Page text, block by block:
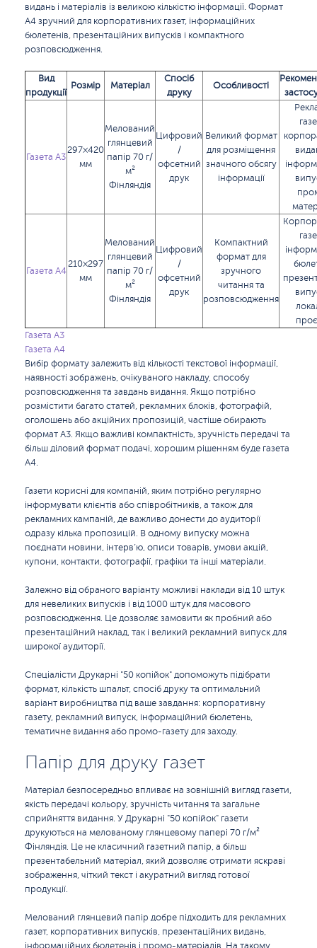
видань і матеріалів із великою кількістю інформації. Формат
А4 зручний для корпоративних газет, інформаційних
бюлетенів, презентаційних випусків і компактного
розповсюдження.
Вид
продукції
Розмір Матеріал
Спосіб
друку
Особливості
Газета А3
297×420
мм
Мелований
глянцевий
папір 70 г/
м²
Фінляндія
Цифровий
/
офсетний
друк
Великий формат
для розміщення
значного обсягу
інформації
Газета А4
210×297
мм
Мелований
глянцевий
папір 70 г/
м²
Фінляндія
Цифровий
/
офсетний
друк
Компактний
формат для
зручного
читання та
розповсюдження
Газета А3
Газета А4
Вибір формату залежить від кількості текстової інформації,
наявності зображень, очікуваного накладу, способу
розповсюдження та завдань видання. Якщо потрібно
розмістити багато статей, рекламних блоків, фотографій,
оголошень або акційних пропозицій, частіше обирають
формат А3. Якщо важливі компактність, зручність передачі та
більш діловий формат подачі, хорошим рішенням буде газета
А4.
Газети корисні для компаній, яким потрібно регулярно
інформувати клієнтів або співробітників, а також для
рекламних кампаній, де важливо донести до аудиторії
одразу кілька пропозицій. В одному випуску можна
поєднати новини, інтерв’ю, описи товарів, умови акцій,
купони, контакти, фотографії, графіки та інші матеріали.
Залежно від обраного варіанту можливі наклади від 10 штук
для невеликих випусків і від 1000 штук для масового
розповсюдження. Це дозволяє замовити як пробний або
презентаційний наклад, так і великий рекламний випуск для
широкої аудиторії.
Спеціалісти Друкарні "50 копійок" допоможуть підібрати
формат, кількість шпальт, спосіб друку та оптимальний
варіант виробництва під ваше завдання: корпоративну
газету, рекламний випуск, інформаційний бюлетень,
тематичне видання або промо-газету для заходу.
Папір для друку газет
Матеріал безпосередньо впливає на зовнішній вигляд газети,
якість передачі кольору, зручність читання та загальне
сприйняття видання. У Друкарні "50 копійок" газети
друкуються на мелованому глянцевому папері 70 г/м²
Фінляндія. Це не класичний газетний папір, а більш
презентабельний матеріал, який дозволяє отримати яскраві
зображення, чіткий текст і акуратний вигляд готової
продукції.
Мелований глянцевий папір добре підходить для рекламних
газет, корпоративних випусків, презентаційних видань,
інформаційних бюлетенів і промо-матеріалів. На такому